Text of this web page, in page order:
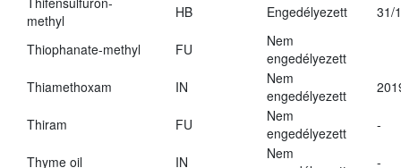
methyl
HB Engedélyezett 31/
Thiophanate-methyl FU
Nem
engedélyezett
Thiamethoxam
IN
Nem
engedélyezett
Thiram FU
Nem
engedélyezett
-
Thyme oil IN
Nem
-